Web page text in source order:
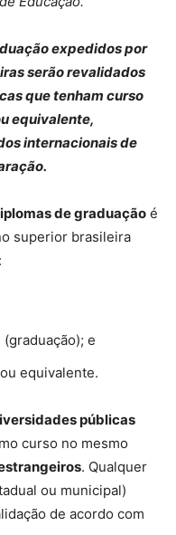
expedidos por
serão revalidados
que tenham curso
equivalente,
internacionais de
de graduação é
superior brasileira
e
equivalente.
públicas
curso no mesmo
. Qualquer
ou municipal)
de acordo com